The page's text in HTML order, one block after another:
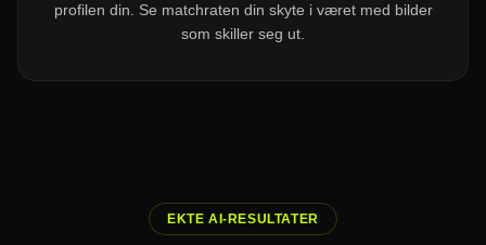
profilen din. Se matchraten din skyte i været med bilder
som skiller seg ut.
EKTE AI-RESULTATER